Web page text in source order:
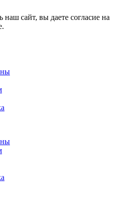
наш сайт, вы даете согласие на